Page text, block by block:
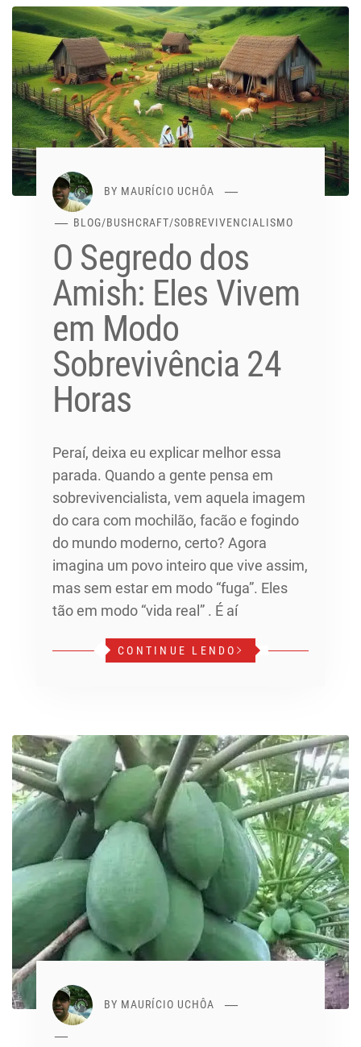
BY MAURÍCIO UCHÔA
BLOG/BUSHCRAFT/SOBREVIVENCIALISMO
O Segredo dos
Amish: Eles Vivem
em Modo
Sobrevivência 24
Horas
Peraí, deixa eu explicar melhor essa
parada. Quando a gente pensa em
sobrevivencialista, vem aquela imagem
do cara com mochilão, facão e fogindo
do mundo moderno, certo? Agora
imagina um povo inteiro que vive assim,
mas sem estar em modo “fuga”. Eles
tão em modo “vida real” . É aí
CONTINUE LENDO
BY MAURÍCIO UCHÔA